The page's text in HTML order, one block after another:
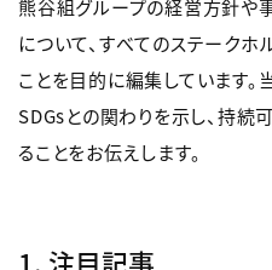
熊谷組グループの経営方針や
について、すべてのステーク
ことを目的に編集しています
SDGsとの関わりを示し、持
ることをお伝えします。
1. 注目記事